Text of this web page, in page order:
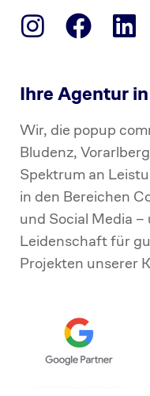
Ihre Agentur
Wir, die popup
Bludenz,
Spektrum an
in den Bereichen
und Social Media
Leidenschaft für
Projekten unserer